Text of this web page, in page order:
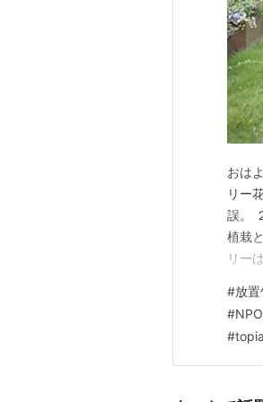
おは
リー
誤。
植栽
リー
クト
都立
#放
#
#